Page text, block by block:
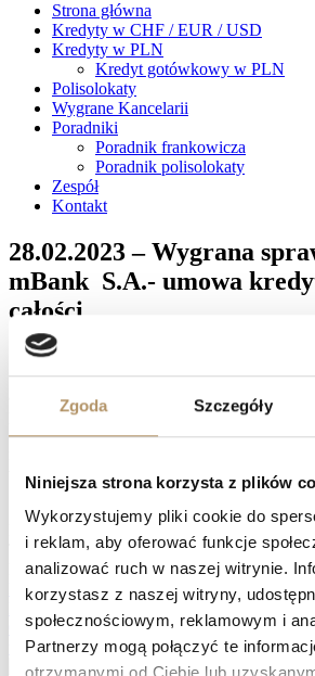
Zgoda Szczegóły
Niniejsza strona korzysta z plików
Wykorzystujemy pliki cookie do
i reklam, aby oferować funkcje
analizować ruch w naszej witrynie.
korzystasz z naszej witryny,
społecznościowym, reklamowym i
Partnerzy mogą połączyć te
Strona główna
Kredyty w CHF / EUR / USD
Kredyty w PLN
Kredyt gotówkowy w PLN
Polisolokaty
Wygrane Kancelarii
Poradniki
Poradnik frankowicza
Poradnik polisolokaty
Zespół
Kontakt
28.02.2023 – Wygrana
mBank S.A.- umowa
całości
Sąd Okręgowy w Gdańsku I Wydział
Adrianna Gołuńska-Łupina wyrokiem z
akt: I C 3190/21) na rozprawie ustalił
prawnego z uwagi na nieważność
zawartej z BRE Bank S.A. w 2007 r. ,
wraz z należnymi odsetkami , zasądził od
kwotę 11817 PLN tytułem zwrotu kosztów
Facebook
Twitter
LinkedIn
Prev27.02.2023 – Wygrana sprawa
Polska S.A. – umowa kredytu nieważna w
03.03.2023 – Wygrana sprawa przeciwko
umowa kredytu nieważna w całości